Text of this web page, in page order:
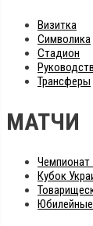
Визитка
Символика
Стадион
Трансферы
МАТЧИ
Чемпионат
Кубок